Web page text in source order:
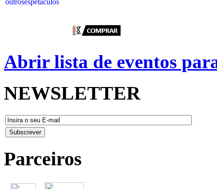
Abrir lista de eventos
NEWSLETTER
Parceiros